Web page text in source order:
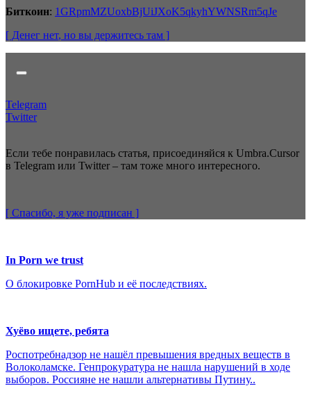
Биткоин: 1GRpmMZUoxbBjUiJXoK5qkyhYWNSRm5qJe
[ Денег нет, но вы держитесь там ]
Telegram
Twitter
Если тебе понравилась статья, присоединяйся к Umbra.Cursor
в Telegram или Twitter – там тоже много интересного.
[ Спасибо, я уже подписан ]
In Porn we trust
О блокировке PornHub и её последствиях.
Хуёво ищете, ребята
Роспотребнадзор не нашёл превышения вредных веществ в
Волоколамске. Генпрокуратура не нашла нарушений в ходе
выборов. Россияне не нашли альтернативы Путину..